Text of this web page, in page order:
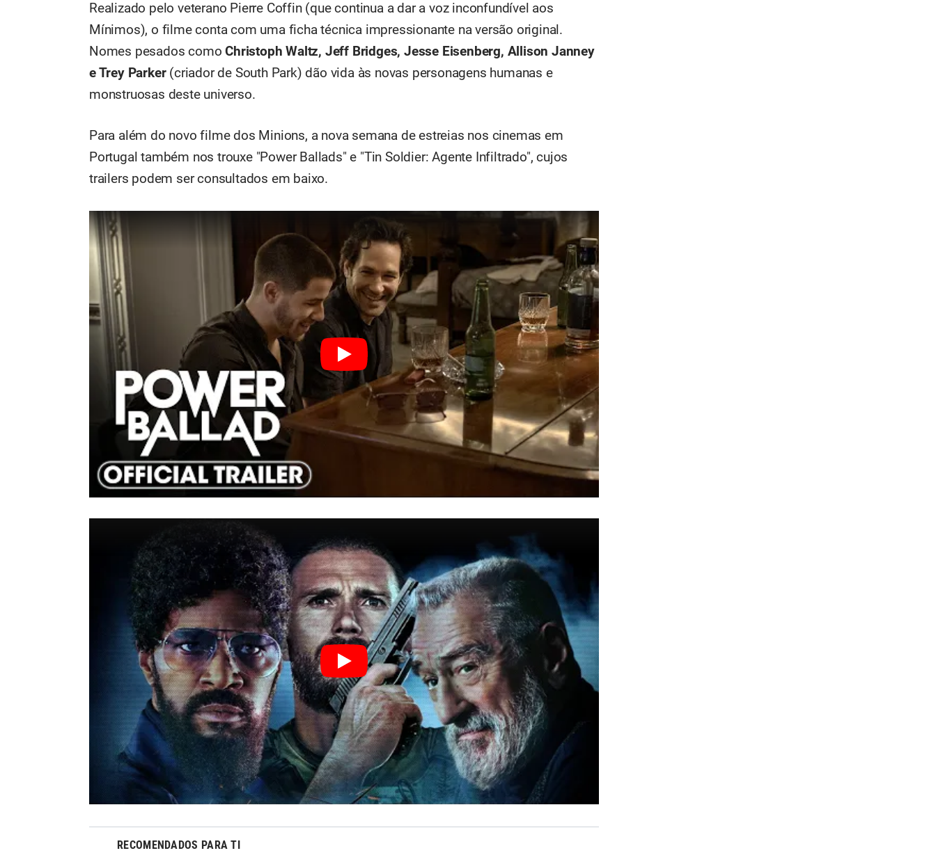
Realizado pelo veterano Pierre Coffin (que continua a dar a voz inconfundível aos
Mínimos), o filme conta com uma ficha técnica impressionante na versão original.
Nomes pesados comoChristoph Waltz, Jeff Bridges, Jesse Eisenberg, Allison Janney
e Trey Parker(criador de South Park) dão vida às novas personagens humanas e
monstruosas deste universo.
Para além do novo filme dos Minions, a nova semana de estreias nos cinemas em
Portugal também nos trouxe "Power Ballads" e "Tin Soldier: Agente Infiltrado", cujos
trailers podem ser consultados em baixo.
RECOMENDADOS PARA TI